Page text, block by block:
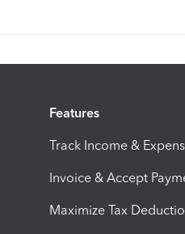
Features
Track Income &
Invoice & Accept
Maximize Tax